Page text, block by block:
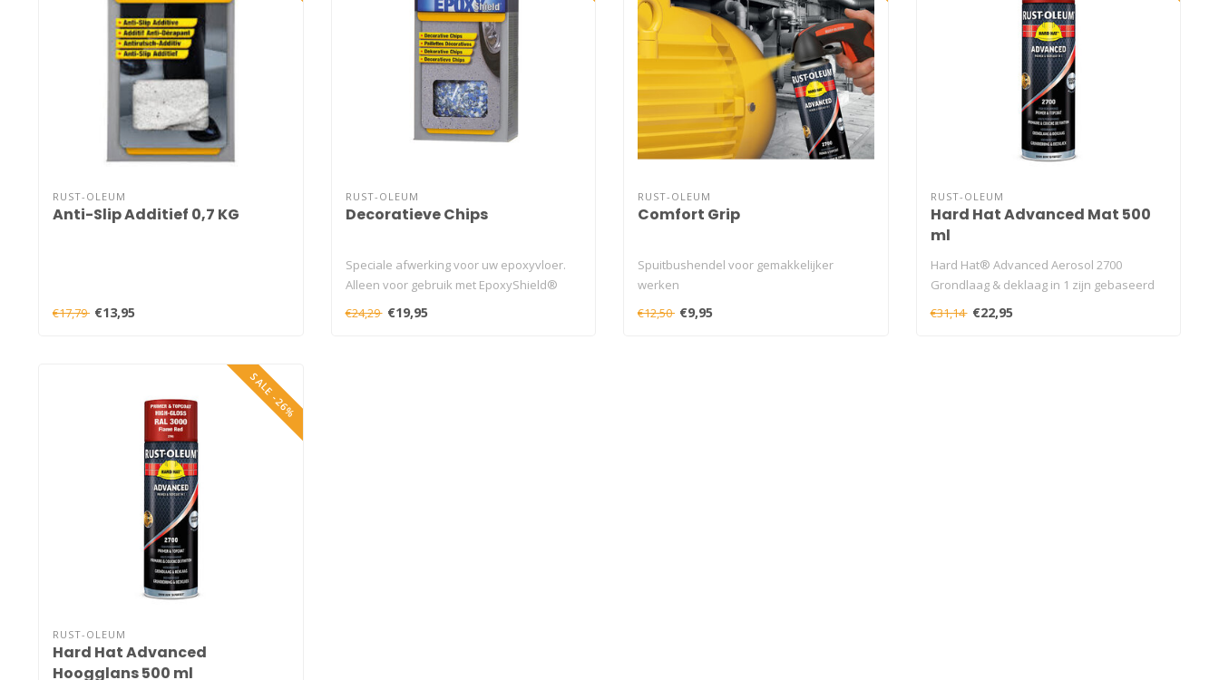
RUST-OLEUM
Anti-Slip Additief 0,7 KG
€17,79 €13,95
RUST-OLEUM
Decoratieve Chips
Speciale afwerking voor uw epoxyvloer.
Alleen voor gebruik met EpoxyShield®
€24,29 €19,95
RUST-OLEUM
Comfort Grip
Spuitbushendel voor gemakkelijker
werken
€12,50 €9,95
RUST-OLEUM
Hard Hat Advanced Mat 500
ml
Hard Hat® Advanced Aerosol 2700
Grondlaag & deklaag in 1 zijn gebaseerd
€31,14 €22,95
SALE -26%
RUST-OLEUM
Hard Hat Advanced
Hoogglans 500 ml